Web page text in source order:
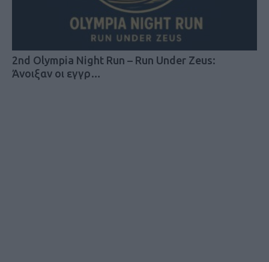
2nd Olympia Night Run – Run Under Zeus:
Άνοιξαν οι εγγρ…